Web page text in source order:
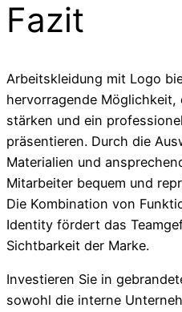
Fazit
Arbeitskleidung mit Logo
hervorragende
stärken und ein
präsentieren. Durch die
Materialien und
Mitarbeiter bequem und
Die Kombination von
Identity fördert das
Sichtbarkeit der Marke.
Investieren Sie in
sowohl die interne